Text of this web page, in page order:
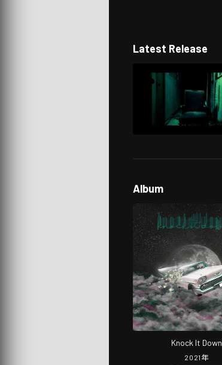
Latest Release
Album
Knock It Down
2021 年